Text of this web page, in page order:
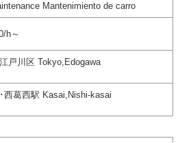
Mantenimiento de carro
h～
戸川区 Tokyo,Edogawa
西葛西駅 Kasai,Nishi-kasai